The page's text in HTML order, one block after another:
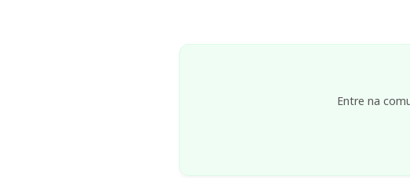
Entre na